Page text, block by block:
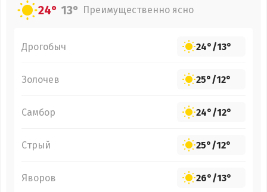
24° 13° Преимущественно ясно
Дрогобыч 24°/13°
Золочев 25°/12°
Самбор 24°/12°
Стрый 25°/12°
Яворов 26°/13°